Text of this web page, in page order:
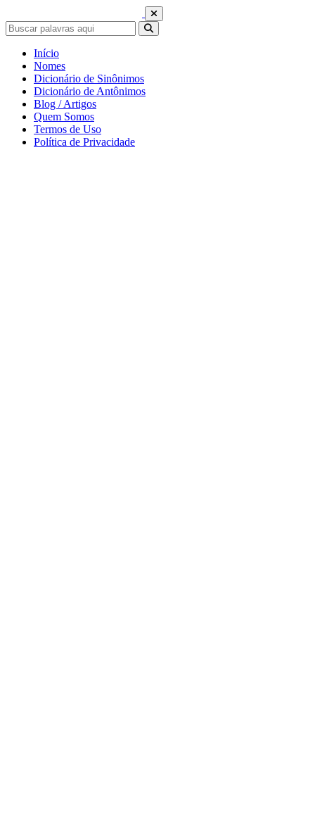
Início
Nomes
Dicionário de Sinônimos
Dicionário de Antônimos
Blog / Artigos
Quem Somos
Termos de Uso
Política de Privacidade